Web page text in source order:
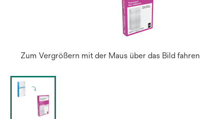
Zum Vergrößern mit der Maus über das Bild fahren